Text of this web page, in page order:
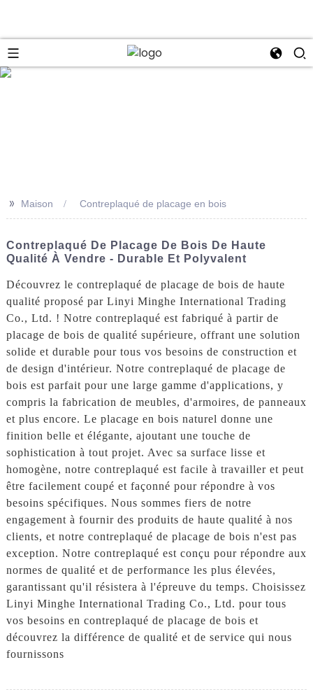
>> Maison Contreplaqué de placage en bois
Contreplaqué De Placage De Bois De Haute
Qualité À Vendre - Durable Et Polyvalent
Découvrez le contreplaqué de placage de bois de haute
qualité proposé par Linyi Minghe International Trading
Co., Ltd. ! Notre contreplaqué est fabriqué à partir de
placage de bois de qualité supérieure, offrant une solution
solide et durable pour tous vos besoins de construction et
de design d'intérieur. Notre contreplaqué de placage de
bois est parfait pour une large gamme d'applications, y
compris la fabrication de meubles, d'armoires, de panneaux
et plus encore. Le placage en bois naturel donne une
finition belle et élégante, ajoutant une touche de
sophistication à tout projet. Avec sa surface lisse et
homogène, notre contreplaqué est facile à travailler et peut
être facilement coupé et façonné pour répondre à vos
besoins spécifiques. Nous sommes fiers de notre
engagement à fournir des produits de haute qualité à nos
clients, et notre contreplaqué de placage de bois n'est pas
exception. Notre contreplaqué est conçu pour répondre aux
normes de qualité et de performance les plus élevées,
garantissant qu'il résistera à l'épreuve du temps. Choisissez
Linyi Minghe International Trading Co., Ltd. pour tous
vos besoins en contreplaqué de placage de bois et
découvrez la différence de qualité et de service qui nous
fournissons